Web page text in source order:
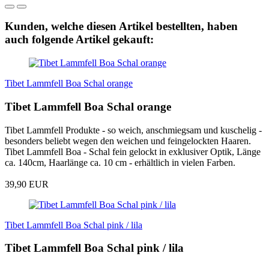
Kunden, welche diesen Artikel bestellten, haben
auch folgende Artikel gekauft:
Tibet Lammfell Boa Schal orange
Tibet Lammfell Boa Schal orange
Tibet Lammfell Produkte - so weich, anschmiegsam und kuschelig -
besonders beliebt wegen den weichen und feingelockten Haaren.
Tibet Lammfell Boa - Schal fein gelockt in exklusiver Optik, Länge
ca. 140cm, Haarlänge ca. 10 cm - erhältlich in vielen Farben.
39,90 EUR
Tibet Lammfell Boa Schal pink / lila
Tibet Lammfell Boa Schal pink / lila